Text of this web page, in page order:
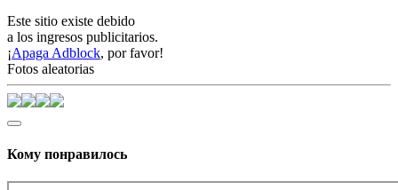
Este sitio existe debido
a los ingresos publicitarios.
¡Apaga Adblock, por favor!
Fotos aleatorias
Кому понравилось